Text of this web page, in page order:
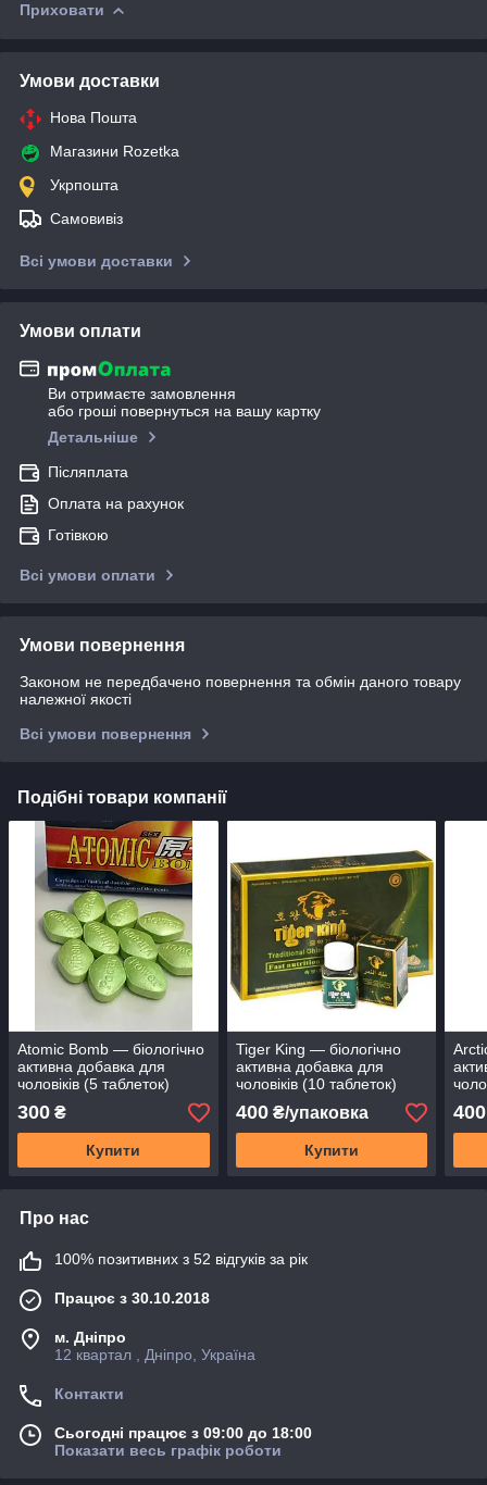
Приховати
Умови доставки
Нова Пошта
Магазини Rozetka
Укрпошта
Самовивіз
Всі умови доставки
Умови оплати
Ви отримаєте замовлення
або гроші повернуться на вашу картку
Детальніше
Післяплата
Оплата на рахунок
Готівкою
Всі умови оплати
Умови повернення
Законом не передбачено повернення та обмін даного товару
належної якості
Всі умови повернення
Подібні товари компанії
Atomic Bomb — біологічно
активна добавка для
чоловіків (5 таблеток)
300 ₴
Купити
Tiger King — біологічно
активна добавка для
чоловіків (10 таблеток)
400₴/упаковка
Купити
400
Про нас
100% позитивних з 52 відгуків за рік
Працює з 30.10.2018
м. Дніпро
12 квартал , Дніпро, Україна
Контакти
Сьогодні працює з 09:00 до 18:00
Показати весь графік роботи